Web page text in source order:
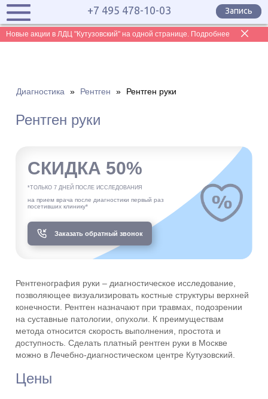
Новые акции в ЛДЦ "Кутузовский" на одной странице. Подробнее
+7 495 478-10-03 Запись
Диагностика » Рентген » Рентген руки
Рентген руки
СКИДКА 50%
*ТОЛЬКО 7 ДНЕЙ ПОСЛЕ ИССЛЕДОВАНИЯ
на прием врача после диагностики первый раз
посетивших клинику*
Заказать обратный звонок
Рентгенография руки – диагностическое исследование,
позволяющее визуализировать костные структуры верхней
конечности. Рентген назначают при травмах, подозрении
на суставные патологии, опухоли. К преимуществам
метода относится скорость выполнения, простота и
доступность. Сделать платный рентген руки в Москве
можно в Лечебно-диагностическом центре Кутузовский.
Цены